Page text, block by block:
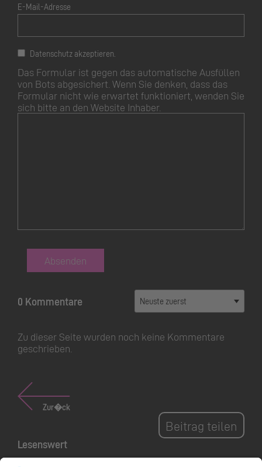
E-Mail-Adresse
Datenschutz akzeptieren.
Das Formular ist gegen das automatische Ausfüllen
von Bots abgesichert. Wenn Sie denken, dass das
Formular nicht wie erwartet funktioniert, wenden Sie
sich bitte an den Website Inhaber.
Absenden
0 Kommentare
Zu dieser Seite wurden noch keine Kommentare
geschrieben.
Zur�ck
Beitrag teilen
Lesenswert